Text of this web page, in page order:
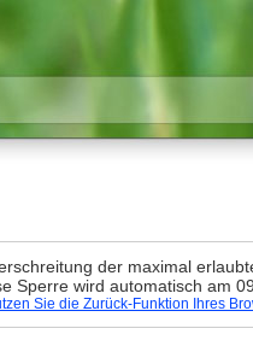
der maximal
Sperre wird automatisch am
Sie die Zurück-Funktion Ihres